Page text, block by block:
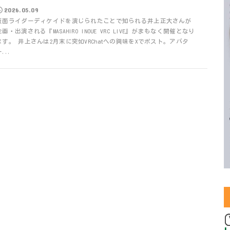
2026.05.09
面ライダーディケイドを演じられたことで知られる井上正大さんが
画・出演される『MASAHIRO INOUE VRC LIVE』がまもなく開催となり
す。 井上さんは2月末に突如VRChatへの興味をXでポスト。アバタ
...